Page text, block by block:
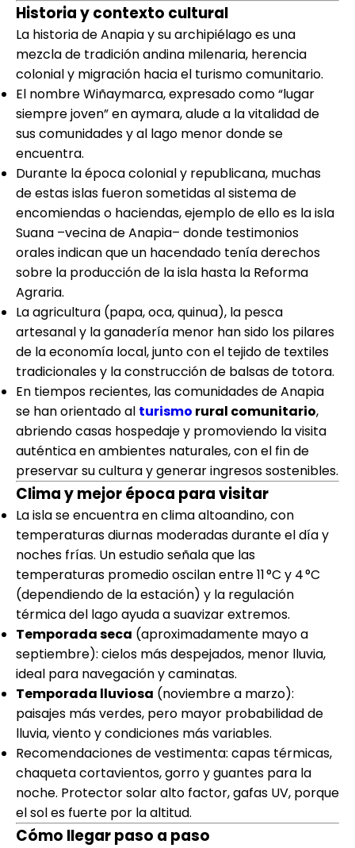
Historia y contexto cultural
La historia de Anapia y su archipiélago es una
mezcla de tradición andina milenaria, herencia
colonial y migración hacia el turismo comunitario.
El nombre Wiñaymarca, expresado como “lugar
siempre joven” en aymara, alude a la vitalidad de
sus comunidades y al lago menor donde se
encuentra.
Durante la época colonial y republicana, muchas
de estas islas fueron sometidas al sistema de
encomiendas o haciendas, ejemplo de ello es la isla
Suana –vecina de Anapia– donde testimonios
orales indican que un hacendado tenía derechos
sobre la producción de la isla hasta la Reforma
Agraria.
La agricultura (papa, oca, quinua), la pesca
artesanal y la ganadería menor han sido los pilares
de la economía local, junto con el tejido de textiles
tradicionales y la construcción de balsas de totora.
En tiempos recientes, las comunidades de Anapia
se han orientado al turismo rural comunitario,
abriendo casas hospedaje y promoviendo la visita
auténtica en ambientes naturales, con el fin de
preservar su cultura y generar ingresos sostenibles.
Clima y mejor época para visitar
La isla se encuentra en clima altoandino, con
temperaturas diurnas moderadas durante el día y
noches frías. Un estudio señala que las
temperaturas promedio oscilan entre 11 °C y 4 °C
(dependiendo de la estación) y la regulación
térmica del lago ayuda a suavizar extremos.
Temporada seca (aproximadamente mayo a
septiembre): cielos más despejados, menor lluvia,
ideal para navegación y caminatas.
Temporada lluviosa (noviembre a marzo):
paisajes más verdes, pero mayor probabilidad de
lluvia, viento y condiciones más variables.
Recomendaciones de vestimenta: capas térmicas,
chaqueta cortavientos, gorro y guantes para la
noche. Protector solar alto factor, gafas UV, porque
el sol es fuerte por la altitud.
Cómo llegar paso a paso